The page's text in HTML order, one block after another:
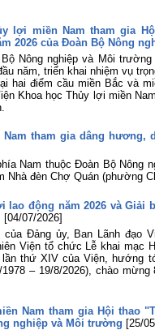
lợi
công
06
Nông
Tuổi
Nam
lao
học
lợi miền Nam tham gia
2026 của Đoàn Bộ Nông
Nông nghiệp và Môi
năm, triển khai nhiệm vụ
điểm cầu miền Bắc và
Khoa học Thủy lợi miền
tham gia dâng hương,
Nam thuộc Đoàn Bộ Nông
đèn Chợ Quán (phường
lao động năm 2026 và Giải
[04/07/2026]
Đảng ủy, Ban Lãnh đạo
Viện tổ chức Lễ khai mạc
thứ XIV của Viện, hướng
– 19/8/2026), chào
Nam tham gia Hội thao
nghiệp và Môi trường [25/